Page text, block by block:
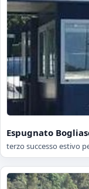
Espugnato
terzo successo estivo